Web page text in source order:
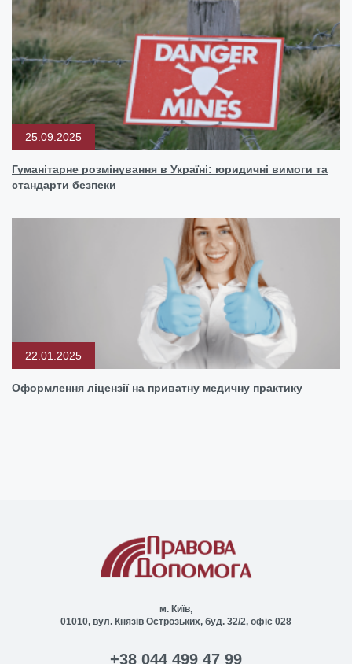
25.09.2025
Гуманітарне розмінування в Україні: юридичні вимоги та
стандарти безпеки
22.01.2025
Оформлення ліцензії на приватну медичну практику
м. Київ,
01010, вул. Князів Острозьких, буд. 32/2, офіс 028
+38 044 499 47 99